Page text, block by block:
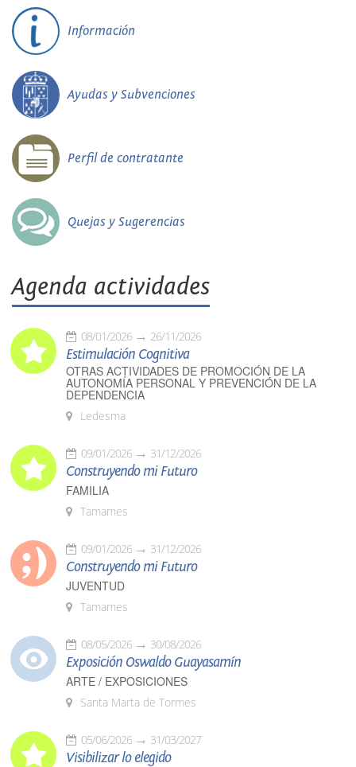
Información
Ayudas y Subvenciones
Perfil de contratante
Quejas y Sugerencias
Agenda actividades
08/01/2026 26/11/2026
Estimulación Cognitiva
OTRAS ACTIVIDADES DE PROMOCIÓN DE LA
AUTONOMÍA PERSONAL Y PREVENCIÓN DE LA
DEPENDENCIA
Ledesma
09/01/2026 31/12/2026
Construyendo mi Futuro
FAMILIA
Tamames
09/01/2026 31/12/2026
Construyendo mi Futuro
JUVENTUD
Tamames
08/05/2026 30/08/2026
Exposición Oswaldo Guayasamín
ARTE / EXPOSICIONES
Santa Marta de Tormes
05/06/2026 31/03/2027
Visibilizar lo elegido